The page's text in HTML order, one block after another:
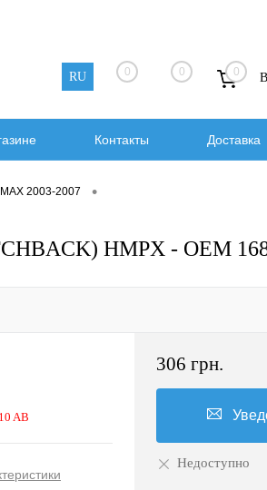
RU 0 0 0
Контакты Доставка
2003-2007 •
HMPX - OEM
AB
306 грн.
Недоступно